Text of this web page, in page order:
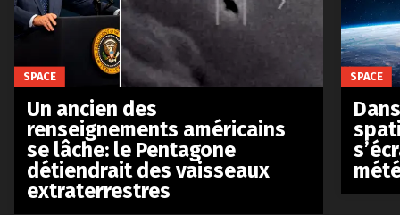
SPACE
Un ancien des
renseignements américains
se lâche: le Pentagone
détiendrait des vaisseaux
extraterrestres
SPACE